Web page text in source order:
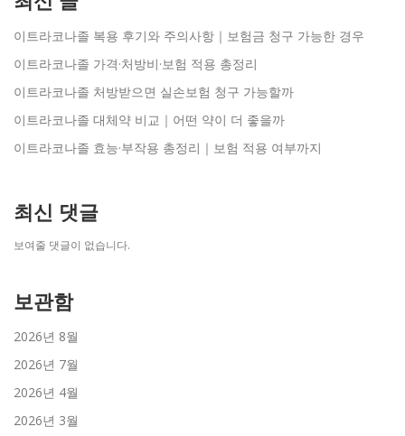
이트라코나졸 복용 후기와 주의사항｜보험금 청구 가능한 경우
이트라코나졸 가격·처방비·보험 적용 총정리
이트라코나졸 처방받으면 실손보험 청구 가능할까
이트라코나졸 대체약 비교｜어떤 약이 더 좋을까
이트라코나졸 효능·부작용 총정리｜보험 적용 여부까지
최신 댓글
보여줄 댓글이 없습니다.
보관함
2026년 8월
2026년 7월
2026년 4월
2026년 3월